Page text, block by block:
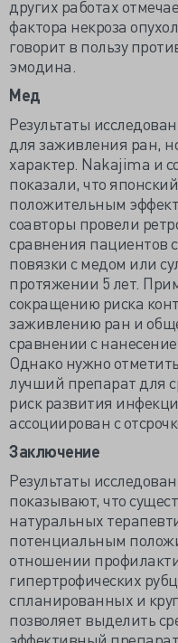
других работах
фактора некроза
говорит в пользу
эмодина.
Мед
Результаты
для заживления ран,
характер. Nakajima и
показали, что
положительным
соавторы провели
сравнения пациентов
повязки с медом или
протяжении 5 лет.
сокращению риска
заживлению ран и
сравнении с
Однако нужно
лучший препарат для
риск развития
ассоциирован с
Заключение
Результаты
показывают, что
натуральных
потенциальным
отношении
гипертрофических
спланированных и
позволяет выделить